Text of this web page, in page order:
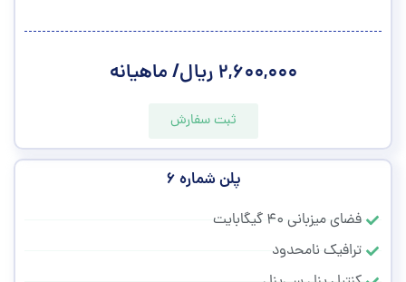
۲,۶۰۰,۰۰۰ ریال/ ماهیانه
ثبت سفارش
پلن شماره ۶
فضای میزبانی ۴۰ گیگابایت
ترافیک نامحدود